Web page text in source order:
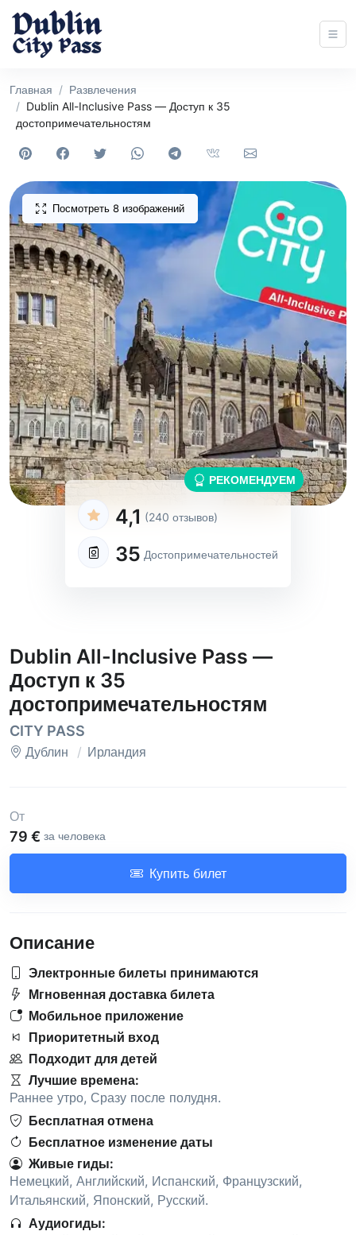
Главная
Развлечения
Dublin All-Inclusive Pass — Доступ к 35
достопримечательностям
Посмотреть 8 изображений
РЕКОМЕНДУЕМ
4,1 (240 отзывов)
35 Достопримечательностей
Dublin All-Inclusive Pass —
Доступ к 35
достопримечательностям
CITY PASS
Дублин Ирландия
От
79 € за человека
Купить билет
Описание
Электронные билеты принимаются
Мгновенная доставка билета
Мобильное приложение
Приоритетный вход
Подходит для детей
Лучшие времена:
Раннее утро, Сразу после полудня.
Бесплатная отмена
Бесплатное изменение даты
Живые гиды:
Немецкий, Английский, Испанский, Французский,
Итальянский, Японский, Русский.
Аудиогиды: